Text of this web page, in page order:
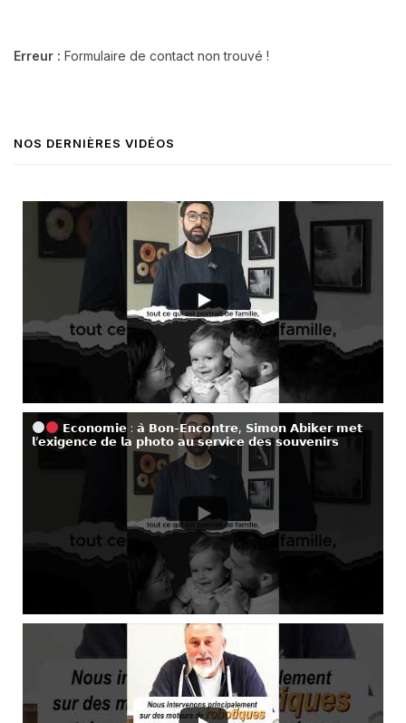
Erreur : Formulaire de contact non trouvé !
NOS DERNIÈRES VIDÉOS
𝗘𝗰𝗼𝗻𝗼𝗺𝗶𝗲 : 𝗮̀ 𝗕𝗼𝗻-𝗘𝗻𝗰𝗼𝗻𝘁𝗿𝗲, 𝗦𝗶𝗺𝗼𝗻 𝗔𝗯𝗶𝗸𝗲𝗿 𝗺𝗲𝘁
𝗹’𝗲𝘅𝗶𝗴𝗲𝗻𝗰𝗲 𝗱𝗲 𝗹𝗮 𝗽𝗵𝗼𝘁𝗼 𝗮𝘂 𝘀𝗲𝗿𝘃𝗶𝗰𝗲 𝗱𝗲𝘀 𝘀𝗼𝘂𝘃𝗲𝗻𝗶𝗿𝘀